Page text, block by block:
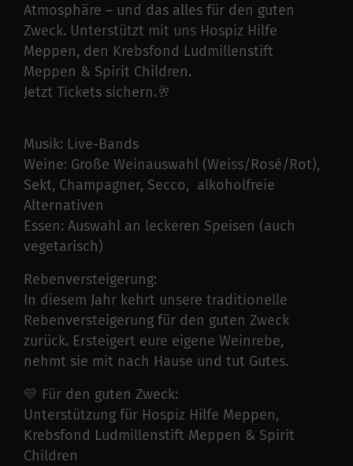
Atmosphäre – und das alles für den guten
Zweck. Unterstützt mit uns Hospiz Hilfe
Meppen, den Krebsfond Ludmillenstift
Meppen & Spirit Children.
Jetzt Tickets sichern.🥂
Musik: Live-Bands
Weine: Große Weinauswahl (Weiss/Rosé/Rot),
Sekt, Champagner, Secco, alkoholfreie
Alternativen
Essen: Auswahl an leckeren Speisen (auch
vegetarisch)
Rebenversteigerung:
In diesem Jahr kehrt unsere traditionelle
Rebenversteigerung für den guten Zweck
zurück. Ersteigert eure eigene Weinrebe,
nehmt sie mit nach Hause und tut Gutes.
💛 Für den guten Zweck:
Unterstützung für Hospiz Hilfe Meppen,
Krebsfond Ludmillenstift Meppen & Spirit
Children